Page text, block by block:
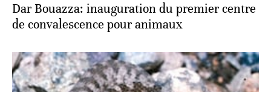
Dar Bouazza: inauguration du premier centre
de convalescence pour animaux